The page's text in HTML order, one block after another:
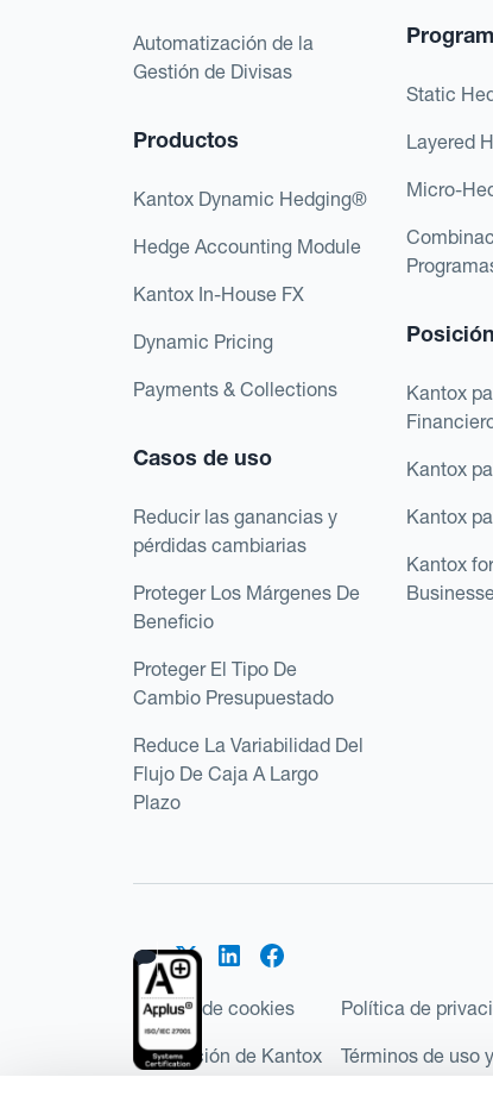
Automatización de la
Gestión de Divisas
Productos
Kantox Dynamic Hedging®
Hedge Accounting Module
Kantox In-House FX
Dynamic Pricing
Payments & Collections
Casos de uso
Reducir las ganancias y
pérdidas cambiarias
Proteger Los Márgenes De
Beneficio
Proteger El Tipo De
Cambio Presupuestado
Reduce La Variabilidad Del
Flujo De Caja A Largo
Plazo
Static
Layered
Micro-
Posición
Kantox
Kantox
Kantox
Kantox
Política de cookies
Regulación de Kantox
Política de
Términos de uso